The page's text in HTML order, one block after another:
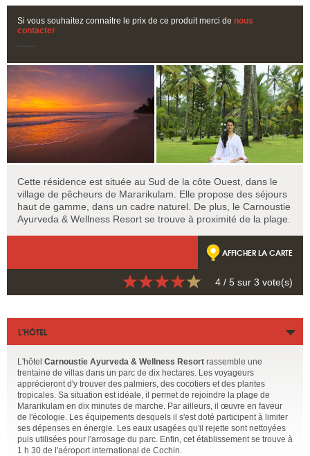
Si vous souhaitez connaitre le prix de ce produit merci de nous
contacter
Cette résidence est située au Sud de la côte Ouest, dans le
village de pêcheurs de Mararikulam. Elle propose des séjours
haut de gamme, dans un cadre naturel. De plus, le Carnoustie
Ayurveda & Wellness Resort se trouve à proximité de la plage.
AFFICHER LA CARTE
4 / 5 sur 3 vote(s)
L’HÔTEL
L'hôtel Carnoustie Ayurveda & Wellness Resort rassemble une
trentaine de villas dans un parc de dix hectares. Les voyageurs
apprécieront d'y trouver des palmiers, des cocotiers et des plantes
tropicales. Sa situation est idéale, il permet de rejoindre la plage de
Mararikulam en dix minutes de marche. Par ailleurs, il œuvre en faveur
de l'écologie. Les équipements desquels il s'est doté participent à limiter
ses dépenses en énergie. Les eaux usagées qu'il rejette sont nettoyées
puis utilisées pour l'arrosage du parc. Enfin, cet établissement se trouve à
1 h 30 de l'aéroport international de Cochin.